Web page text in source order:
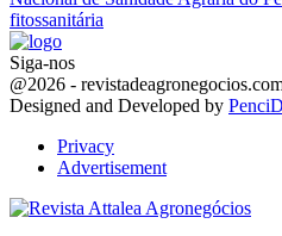
fitossanitária
Siga-nos
Facebook
Twitter
Instagram
Linkedin
Youtube
Email
@2026 -
Designed and Developed by
Privacy
Advertisement